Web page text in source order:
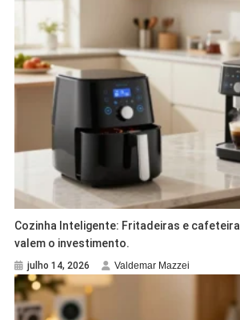
Cozinha Inteligente: Fritadeiras e cafeteiras com Wi-Fi que
valem o investimento.
julho 14, 2026 Valdemar Mazzei